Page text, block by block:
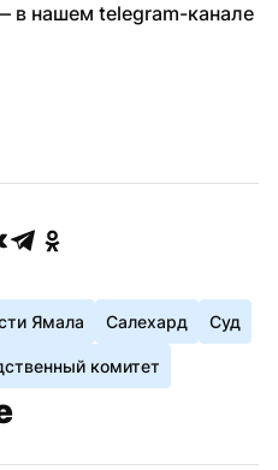
Ямала Салехард Суд
комитет